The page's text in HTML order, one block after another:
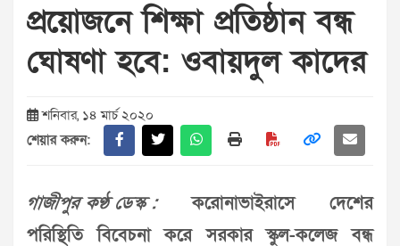
প্রয়োজনে শিক্ষা প্রতিষ্ঠান বন্ধ
ঘোষণা হবে: ওবায়দুল কাদের
শনিবার, ১৪ মার্চ ২০২০
শেয়ার করুন:
গাজীপুর কণ্ঠ ডেস্ক :করোনাভাইরাসে দেশের
পরিস্থিতি বিবেচনা করে সরকার স্কুল-কলেজ বন্ধ